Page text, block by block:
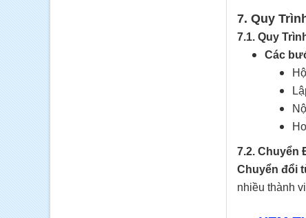
7. Quy
7.1. Quy
Các
7.2. Chuyển
Chuyển đổi
nhiều thành